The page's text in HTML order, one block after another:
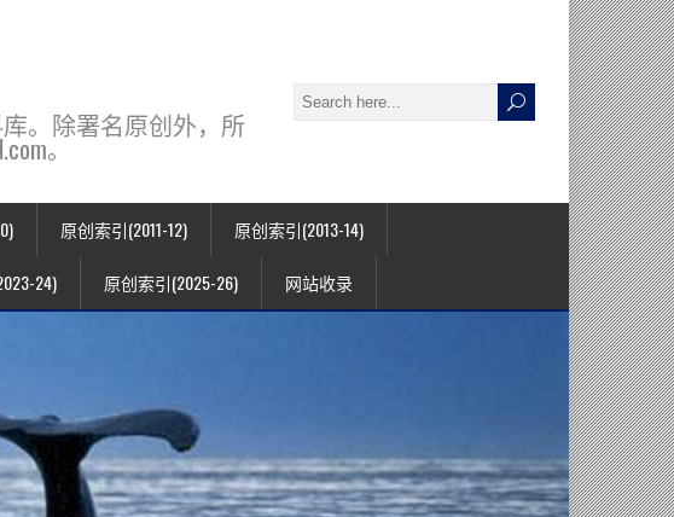
库。除署名原创外，所
。
原创索引(2011-12) 原创索引(2013-14)
24) 原创索引(2025-26) 网站收录